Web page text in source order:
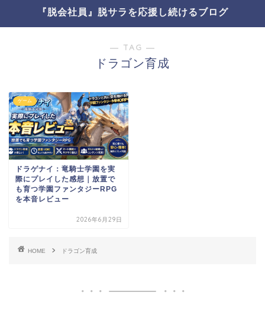
『脱会社員』脱サラを応援し続けるブログ
― TAG ―
ドラゴン育成
ゲーム
ドラゲナイ：竜騎士学園を実
際にプレイした感想｜放置で
も育つ学園ファンタジーRPG
を本音レビュー
2026年6月29日
HOME ドラゴン育成